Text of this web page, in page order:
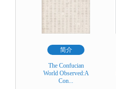
简介
The Confucian
World Observed:A
Con...